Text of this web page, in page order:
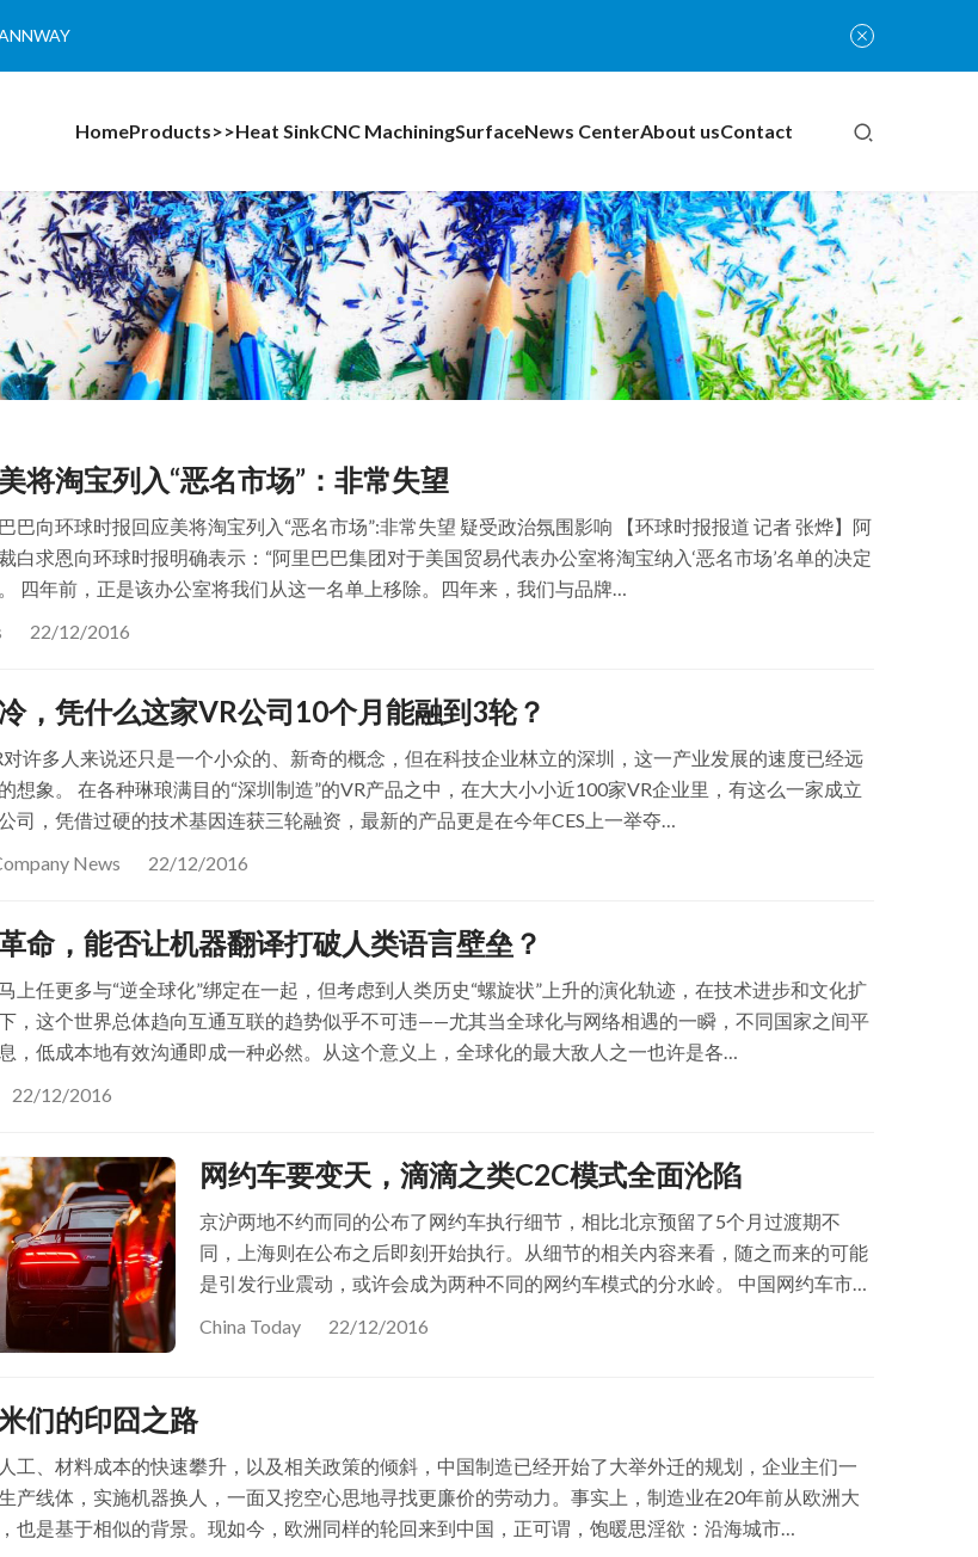
HomeProducts>>Heat SinkCNC MachiningSurfaceNews CenterAbout usContact
将淘宝列入“恶名市场”：非常失望
巴向环球时报回应美将淘宝列入“恶名市场”:非常失望 疑受政治氛围影响 【环球时报报道 记者 张烨】阿
白求恩向环球时报明确表示：“阿里巴巴集团对于美国贸易代表办公室将淘宝纳入‘恶名市场’名单的决定
四年前，正是该办公室将我们从这一名单上移除。四年来，我们与品牌…
22/12/2016
，凭什么这家VR公司10个月能融到3轮？
许多人来说还只是一个小众的、新奇的概念，但在科技企业林立的深圳，这一产业发展的速度已经远
想象。 在各种琳琅满目的“深圳制造”的VR产品之中，在大大小小近100家VR企业里，有这么一家成立
司，凭借过硬的技术基因连获三轮融资，最新的产品更是在今年CES上一举夺…
News 22/12/2016
命，能否让机器翻译打破人类语言壁垒？
上任更多与“逆全球化”绑定在一起，但考虑到人类历史“螺旋状”上升的演化轨迹，在技术进步和文化扩
，这个世界总体趋向互通互联的趋势似乎不可违——尤其当全球化与网络相遇的一瞬，不同国家之间平
，低成本地有效沟通即成一种必然。从这个意义上，全球化的最大敌人之一也许是各…
22/12/2016
网约车要变天，滴滴之类C2C模式全面沦陷
京沪两地不约而同的公布了网约车执行细节，相比北京预留了5个月过渡期不
同，上海则在公布之后即刻开始执行。从细节的相关内容来看，随之而来的可能
是引发行业震动，或许会成为两种不同的网约车模式的分水岭。 中国网约车市场
China Today 22/12/2016
们的印囧之路
工、材料成本的快速攀升，以及相关政策的倾斜，中国制造已经开始了大举外迁的规划，企业主们一
产线体，实施机器换人，一面又挖空心思地寻找更廉价的劳动力。事实上，制造业在20年前从欧洲大
也是基于相似的背景。现如今，欧洲同样的轮回来到中国，正可谓，饱暖思淫欲：沿海城市…